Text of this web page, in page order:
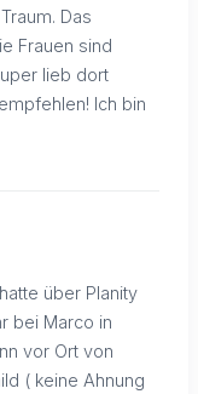
Das
Frauen sind
lieb dort
Ich bin
über Planity
bei Marco in
vor Ort von
( keine Ahnung